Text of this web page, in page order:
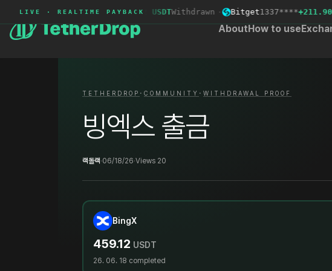
LIVE · REALTIME PAYBACK
Toobit 5699**** +65.72 USDTWithdrawn · Bitget1337****+211.90
AboutHow to use
TETHERDROP · COMMUNITY · WITHDRAWAL PROOF
빙엑스 출금
랙돌랙 ·06/18/26·Views 20
BingX
459.12 USDT
26. 06. 18 completed